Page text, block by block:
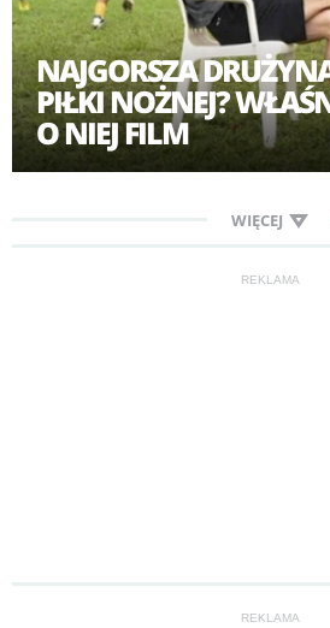
NAJGORSZA
PIŁKI NOŻNEJ?
O NIEJ FILM
WIĘCEJ
REKLAMA
REKLAMA